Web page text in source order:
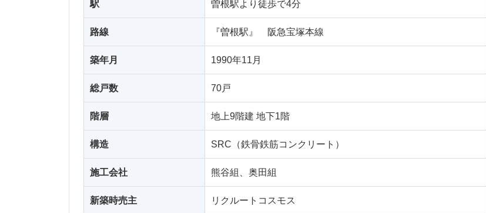
駅 曽根駅より徒歩で4分
路線 『曽根駅』 阪急宝塚本線
築年月 1990年11月
総戸数 70戸
階層 地上9階建 地下1階
構造 SRC（鉄骨鉄筋コンクリート）
施工会社 熊谷組、奥田組
新築時売主 リクルートコスモス